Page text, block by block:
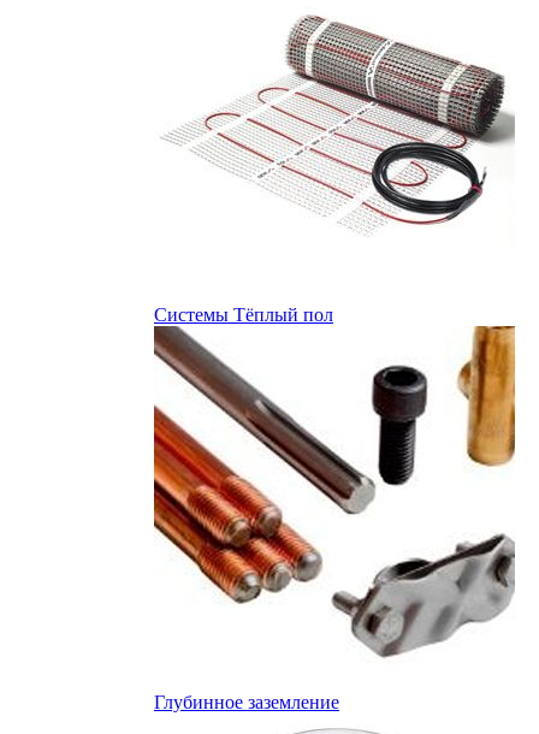
Системы Тёплый пол
Глубинное заземление